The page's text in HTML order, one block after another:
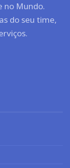
no Mundo.
do seu time,